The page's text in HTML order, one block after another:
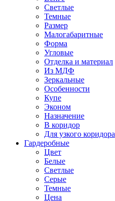
Светлые
Темные
Размер
Малогабаритные
Форма
Угловые
Отделка и материал
Из МДФ
Зеркальные
Особенности
Купе
Эконом
Назначение
В коридор
Для узкого коридора
Гардеробные
Цвет
Белые
Светлые
Серые
Темные
Цена